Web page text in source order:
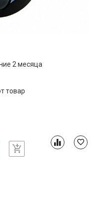
2 месяца
товар